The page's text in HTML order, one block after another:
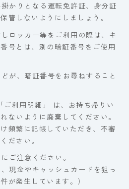
かりとなる運転免許証、身分証
管しないようにしましょう。
ロッカー等をご利用の際は、キ
号とは、別の暗証番号をご使用
が、暗証番号をお尋ねすること
ご利用明細」 は、お持ち帰りい
ないように廃棄してください。
頻繁に記帳していただき、不審
ださい。
ご注意ください。
現金やキャッシュカードを狙っ
が発生しています。）